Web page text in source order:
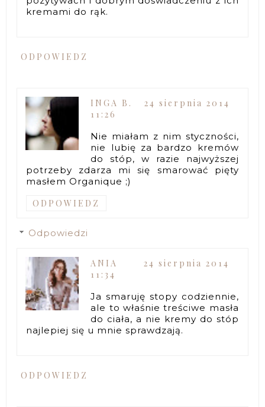
kremami do rąk.
ODPOWIEDZ
INGA B.
24 sierpnia 2014
11:26
Nie miałam z nim styczności,
nie lubię za bardzo kremów
do stóp, w razie najwyższej
potrzeby zdarza mi się smarować pięty
masłem Organique ;)
ODPOWIEDZ
Odpowiedzi
ANIA
24 sierpnia 2014
11:34
Ja smaruję stopy codziennie,
ale to właśnie treściwe masła
do ciała, a nie kremy do stóp
najlepiej się u mnie sprawdzają.
ODPOWIEDZ